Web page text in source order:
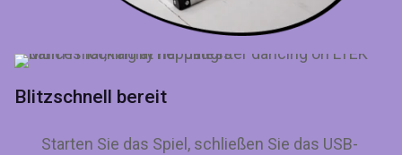
Blitzschnell bereit
Starten Sie das Spiel, schließen Sie das USB-